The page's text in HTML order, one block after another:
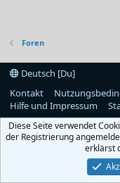
Foren
Deutsch [Du]
Kontakt
Hilfe und Impressum
Diese Seite verwendet
der Registrierung
erklärst